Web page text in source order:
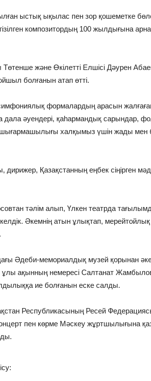
ыстық ықылас пен зор қошеметке
композитордың 100 жылдығына
және Өкілетті Елшісі Дәурен
болғанын атап өтті.
формалардың арасын
әуендері, қаһармандық сарындар,
шығармашылығы халқымыз үшін жады
Қазақстанның еңбек сіңірген
тәлім алып, Үлкен театрда
Әкемнің атын ұлықтап,
Әдеби-мемориалдық музей қорынан
ақынның немересі Салтанат
ие болғанын еске салды.
Республикасының Ресей
пен көрме Мәскеу жұртшылығына